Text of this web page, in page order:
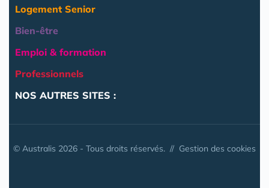
Logement Senior
Bien-être
Emploi & formation
Professionnels
NOS AUTRES SITES :
© Australis 2026 - Tous droits réservés. // Gestion des cookies